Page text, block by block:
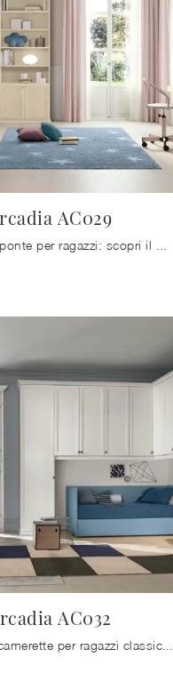
AC029
AC032
Le più belle camerette per ragazzi classiche ti aspettano! Scopri il modello Arcadia AC032 di Colombini Casa.